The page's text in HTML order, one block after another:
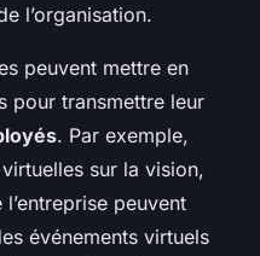
l’organisation.
peuvent mettre en
pour transmettre leur
. Par exemple,
sur la vision,
peuvent
événements virtuels